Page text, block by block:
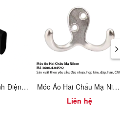
Ống Oval Sơn Tĩnh Điện Đen – Mã 1902.1.15274
Móc Áo Hai Chấu Mạ Niken – Mã 3600.4.04592
Liên hệ